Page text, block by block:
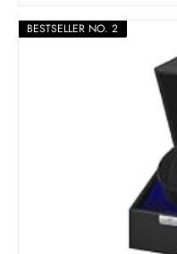
BESTSELLER NO. 2